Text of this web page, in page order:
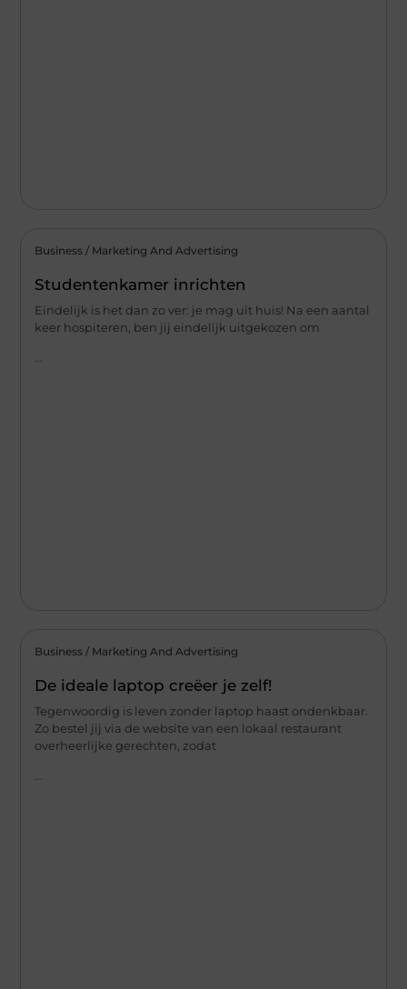
Business / Marketing And Advertising
Studentenkamer inrichten
Eindelijk is het dan zo ver: je mag uit huis! Na een aantal
keer hospiteren, ben jij eindelijk uitgekozen om
Business / Marketing And Advertising
De ideale laptop creëer je zelf!
Tegenwoordig is leven zonder laptop haast ondenkbaar.
Zo bestel jij via de website van een lokaal restaurant
overheerlijke gerechten, zodat
...